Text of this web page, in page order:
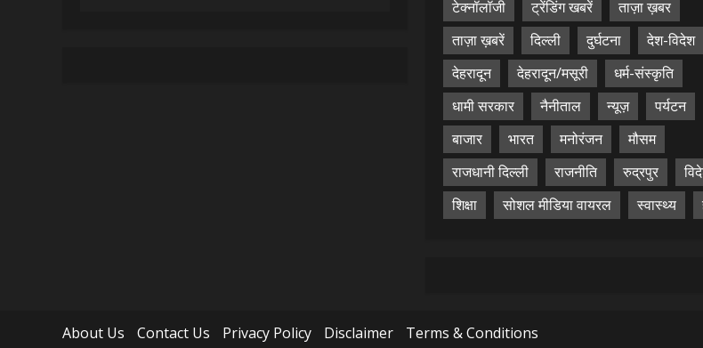
टेक्नॉलॉजी
ट्रेंडिंग खबरें
ताज़ा ख़बर
ताज़ा ख़बरें
दिल्ली दुर्घटना
देश-विदेश
देहरादून
देहरादून/मसूरी
धर्म-संस्कृति
धामी सरकार
नैनीताल न्यूज़
पर्यटन
बाजार
भारत मनोरंजन
मौसम
राजधानी दिल्ली
राजनीति रुद्रपुर
शिक्षा
सोशल मीडिया वायरल स्वास्थ्य
About Us Contact Us Privacy Policy Disclaimer Terms & Conditions